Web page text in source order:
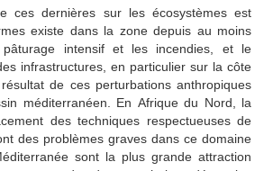
ces dernières sur les écosystèmes est
existe dans la zone depuis au moins
intensif et les incendies, et le
infrastructures, en particulier sur la côte.
de ces perturbations anthropiques
méditerranéen. En Afrique du Nord, la
des techniques respectueuses de
des problèmes graves dans ce domaine.
sont la plus grande attraction